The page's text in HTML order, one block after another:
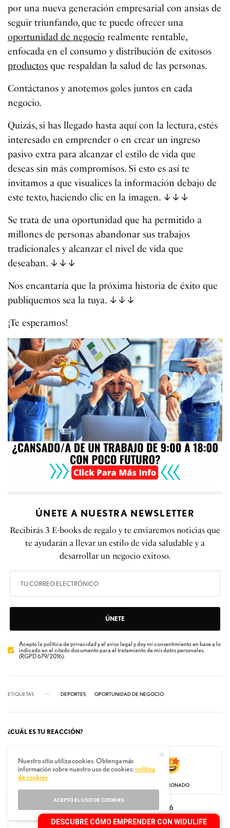
por una nueva generación empresarial con ansias de
seguir triunfando, que te puede ofrecer una
oportunidad de negocio realmente rentable,
enfocada en el consumo y distribución de exitosos
productos que respaldan la salud de las personas.
Contáctanos y anotemos goles juntos en cada
negocio.
Quizás, si has llegado hasta aquí con la lectura, estés
interesado en emprender o en crear un ingreso
pasivo extra para alcanzar el estilo de vida que
deseas sin más compromisos. Si esto es así te
invitamos a que visualices la información debajo de
este texto, haciendo clic en la imagen. ↓↓↓
Se trata de una oportunidad que ha permitido a
millones de personas abandonar sus trabajos
tradicionales y alcanzar el nivel de vida que
deseaban. ↓↓↓
Nos encantaría que la próxima historia de éxito que
publiquemos sea la tuya. ↓↓↓
¡Te esperamos!
ÚNETE A NUESTRA NEWSLETTER
Recibirás 3 E-books de regalo y te enviaremos noticias que
te ayudarán a llevar un estilo de vida saludable y a
desarrollar un negocio exitoso.
ÚNETE
Acepto la política de privacidad y el aviso legal y doy mi consentimiento en base a lo
indicado en el citado documento para el tratamiento de mis datos personales.
(RGPD 679/2016).
ETIQUETAS DEPORTES OPORTUNIDAD DE NEGOCIO
¿CUÁL ES TU REACCIÓN?
EMOCIONADO
6
Nuestro sitio utiliza cookies. Obtenga más
información sobre nuestro uso de cookies:política
de cookies
ACEPTO EL USO DE COOKIES
DESCUBRE CÓMO EMPRENDER CON WIDULIFE